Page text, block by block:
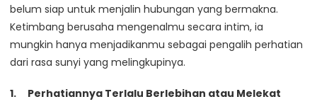
belum siap untuk menjalin hubungan yang bermakna.
Ketimbang berusaha mengenalmu secara intim, ia
mungkin hanya menjadikanmu sebagai pengalih perhatian
dari rasa sunyi yang melingkupinya.
Perhatiannya Terlalu Berlebihan atau Melekat